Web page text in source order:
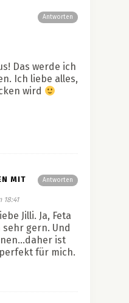
Antworten
Das werde ich
Ich liebe alles,
wird
Antworten
MIT
18:41
Jilli. Ja, Feta
sehr gern. Und
ist
für mich.